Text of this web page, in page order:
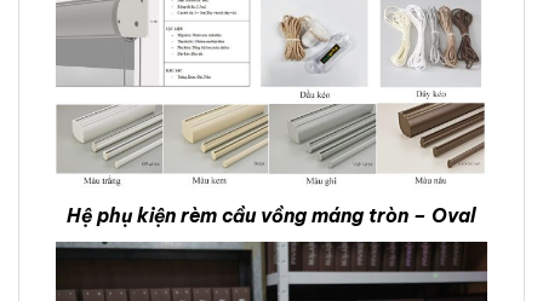
Hệ phụ kiện rèm cầu vồng máng tròn – Oval